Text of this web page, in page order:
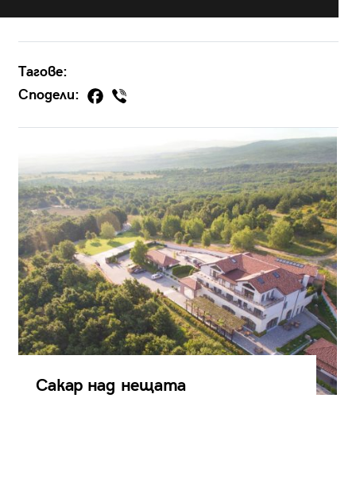
Тагове:
Сподели:
Сакар над нещата